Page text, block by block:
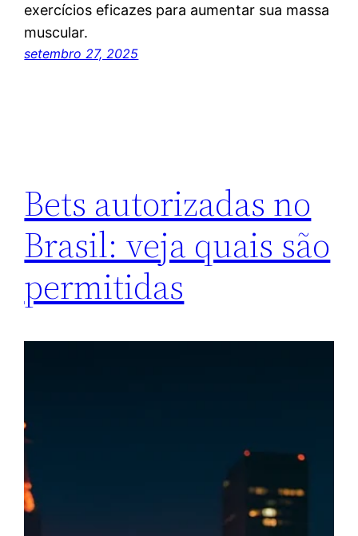
exercícios eficazes para aumentar sua massa
muscular.
setembro 27, 2025
Bets autorizadas no
Brasil: veja quais são
permitidas